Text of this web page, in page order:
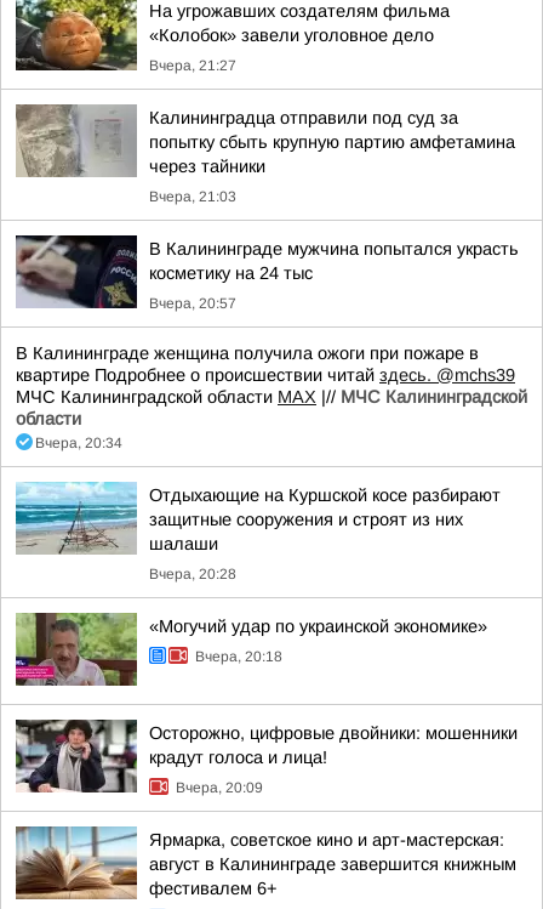
На угрожавших создателям фильма
«Колобок» завели уголовное дело
Вчера, 21:27
Калининградца отправили под суд за
попытку сбыть крупную партию амфетамина
через тайники
Вчера, 21:03
В Калининграде мужчина попытался украсть
косметику на 24 тыс
Вчера, 20:57
В Калининграде женщина получила ожоги при пожаре в
квартире Подробнее о происшествии читай здесь. @mchs39
МЧС Калининградской области MAX |// МЧС Калининградской
области
Вчера, 20:34
Отдыхающие на Куршской косе разбирают
защитные сооружения и строят из них
шалаши
Вчера, 20:28
«Могучий удар по украинской экономике»
Вчера, 20:18
Осторожно, цифровые двойники: мошенники
крадут голоса и лица!
Вчера, 20:09
Ярмарка, советское кино и арт-мастерская:
август в Калининграде завершится книжным
фестивалем 6+